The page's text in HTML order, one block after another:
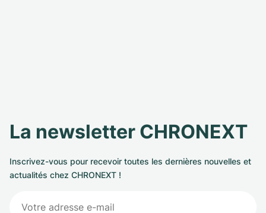
La newsletter CHRONEXT
Inscrivez-vous pour recevoir toutes les dernières nouvelles et
actualités chez CHRONEXT !